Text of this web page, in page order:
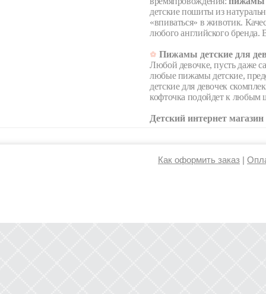
детские пошиты из
«впиваться» в животик.
любого английского
Пижамы детские для
Любой девочке, пусть даже
любые пижамы детские,
детские для девочек
кофточка подойдет к любым
Детский интернет
Как оформить заказ |